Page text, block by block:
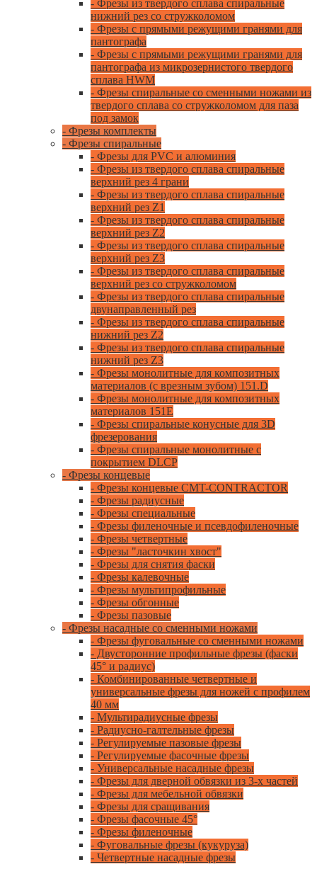
- Фрезы из твердого сплава спиральные
нижний рез со стружколомом
- Фрезы с прямыми режущими гранями для
пантографа
- Фрезы с прямыми режущими гранями для
пантографа из микрозернистого твердого
сплава HWM
- Фрезы спиральные со сменными ножами из
твердого сплава со стружколомом для паза
под замок
- Фрезы комплекты
- Фрезы спиральные
- Фрезы для PVC и алюминия
- Фрезы из твердого сплава спиральные
верхний рез 4 грани
- Фрезы из твердого сплава спиральные
верхний рез Z1
- Фрезы из твердого сплава спиральные
верхний рез Z2
- Фрезы из твердого сплава спиральные
верхний рез Z3
- Фрезы из твердого сплава спиральные
верхний рез со стружколомом
- Фрезы из твердого сплава спиральные
двунаправленный рез
- Фрезы из твердого сплава спиральные
нижний рез Z2
- Фрезы из твердого сплава спиральные
нижний рез Z3
- Фрезы монолитные для композитных
материалов (с врезным зубом) 151.D
- Фрезы монолитные для композитных
материалов 151E
- Фрезы спиральные конусные для 3D
фрезерования
- Фрезы спиральные монолитные с
покрытием DLCP
- Фрезы концевые
- Фрезы концевые CMT-CONTRACTOR
- Фрезы радиусные
- Фрезы специальные
- Фрезы филеночные и псевдофиленочные
- Фрезы четвертные
- Фрезы "ласточкин хвост"
- Фрезы для снятия фаски
- Фрезы калевочные
- Фрезы мультипрофильные
- Фрезы обгонные
- Фрезы пазовые
- Фрезы насадные со сменными ножами
- Фрезы фуговальные со сменными ножами
- Двусторонние профильные фрезы (фаски
45° и радиус)
- Комбинированные четвертные и
универсальные фрезы для ножей с профилем
40 мм
- Мультирадиусные фрезы
- Радиусно-галтельные фрезы
- Регулируемые пазовые фрезы
- Регулируемые фасочные фрезы
- Универсальные насадные фрезы
- Фрезы для дверной обвязки из 3-х частей
- Фрезы для мебельной обвязки
- Фрезы для сращивания
- Фрезы фасочные 45°
- Фрезы филеночные
- Фуговальные фрезы (кукуруза)
- Четвертные насадные фрезы